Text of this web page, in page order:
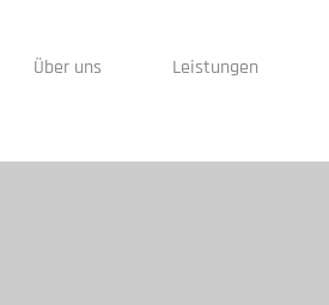
Über uns Leistungen